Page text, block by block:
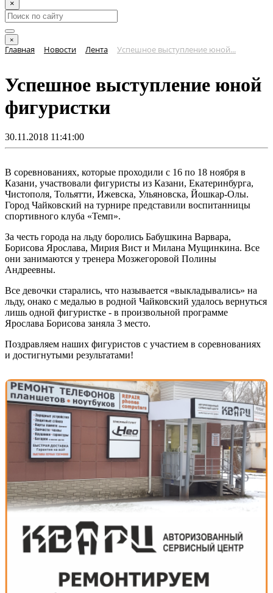
×
×
Главная Новости Лента Успешное выступление юной...
Успешное выступление юной
фигуристки
30.11.2018 11:41:00
В соревнованиях, которые проходили с 16 по 18 ноября в
Казани, участвовали фигуристы из Казани, Екатеринбурга,
Чистополя, Тольятти, Ижевска, Ульяновска, Йошкар-Олы.
Город Чайковский на турнире представили воспитанницы
спортивного клуба «Темп».
За честь города на льду боролись Бабушкина Варвара,
Борисова Ярослава, Мирия Вист и Милана Мущинкина. Все
они занимаются у тренера Мозжегоровой Полины
Андреевны.
Все девочки старались, что называется «выкладывались» на
льду, онако с медалью в родной Чайковский удалось вернуться
лишь одной фигуристке - в произвольной программе
Ярослава Борисова заняла 3 место.
Поздравляем наших фигуристов с участием в соревнованиях
и достигнутыми результатами!